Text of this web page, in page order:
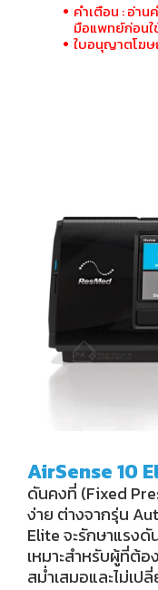
คำเตือน : อ่าน
มือแพทย์ก่อนใ
ใบอนุญาตโฆ
AirSense 10
ดันคงที่ (Fixed
ง่าย ต่างจากรุ่น
Elite จะรักษาแรง
เหมาะสำหรับผู้ที่ต้
สม่ำเสมอและไม่เป